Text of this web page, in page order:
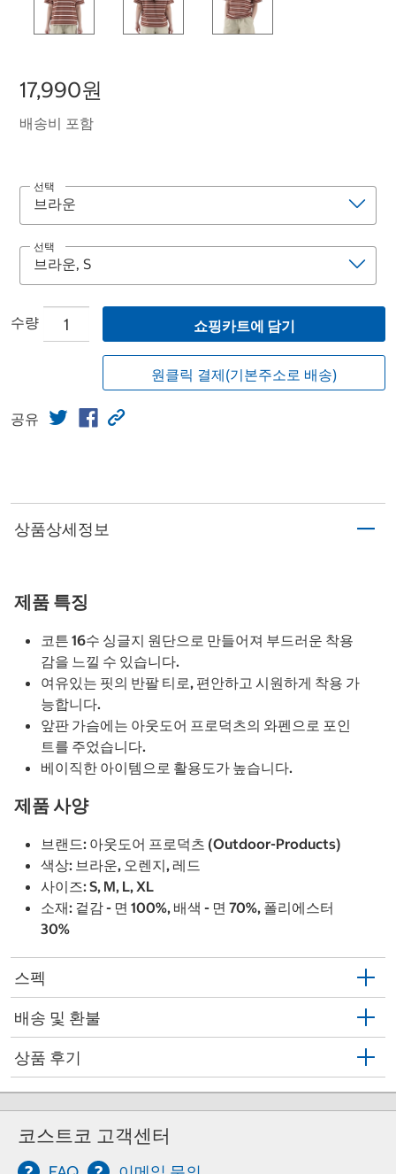
17,990원
배송비 포함
선택
선택
수량 쇼핑카트에 담기
원클릭 결제(기본주소로 배송)
공유
상품상세정보
제품 특징
코튼 16수 싱글지 원단으로 만들어져 부드러운 착용
감을 느낄 수 있습니다.
여유있는 핏의 반팔 티로, 편안하고 시원하게 착용 가
능합니다.
앞판 가슴에는 아웃도어 프로덕츠의 와펜으로 포인
트를 주었습니다.
베이직한 아이템으로 활용도가 높습니다.
제품 사양
브랜드: 아웃도어 프로덕츠 (Outdoor-Products)
색상: 브라운, 오렌지, 레드
사이즈: S, M, L, XL
소재: 겉감 - 면 100%, 배색 - 면 70%, 폴리에스터
30%
스펙
배송 및 환불
상품 후기
코스트코 고객센터